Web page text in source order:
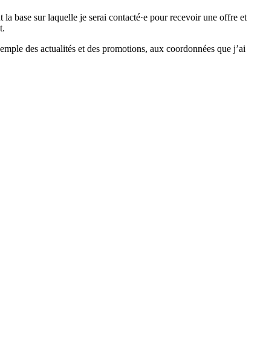
base sur laquelle je serai contacté·e pour recevoir une offre et
des actualités et des promotions, aux coordonnées que j’ai